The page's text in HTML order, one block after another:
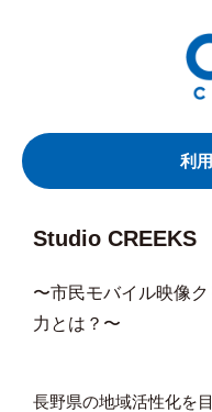
利
Studio
〜市民モバイル映像
力とは？〜
長野県の地域活性化を